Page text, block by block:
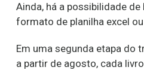
Ainda, há a possibilidade
formato de planilha excel
Em uma segunda etapa do
a partir de agosto, cada